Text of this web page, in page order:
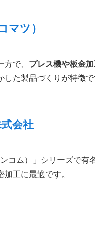
マツ）
で、 プレス機や板金
た製品づくりが特徴で
会社
コム）」シリーズで有名
工に最適です。